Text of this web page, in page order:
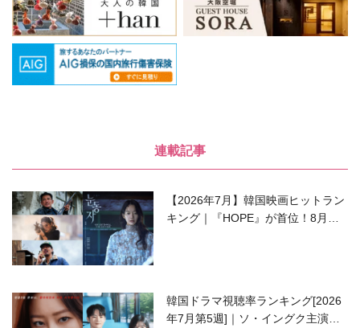
連載記事
【2026年7月】韓国映画ヒットラン
キング｜『HOPE』が首位！8月公
韓国ドラマ視聴率ランキング[2026
年7月第5週]｜ソ・イングク主演の